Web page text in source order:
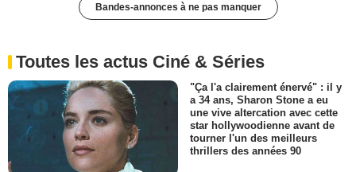
Bandes-annonces à ne pas manquer
Toutes les actus Ciné & Séries
"Ça l'a clairement énervé" : il y
a 34 ans, Sharon Stone a eu
une vive altercation avec cette
star hollywoodienne avant de
tourner l'un des meilleurs
thrillers des années 90